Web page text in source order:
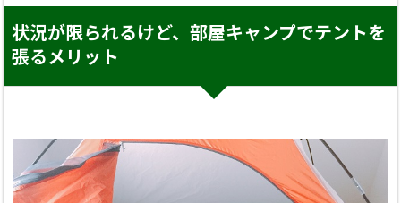
状況が限られるけど、部屋キャンプでテントを
張るメリット